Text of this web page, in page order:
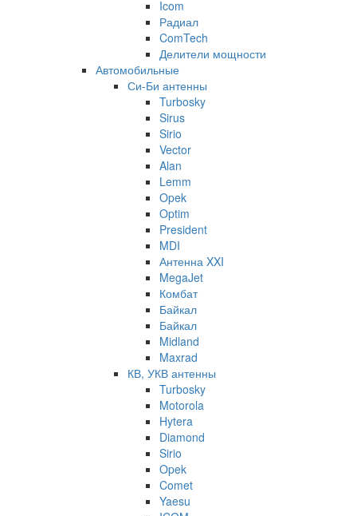
Icom
Радиал
ComTech
Делители мощности
Автомобильные
Си-Би антенны
Turbosky
Sirus
Sirio
Vector
Alan
Lemm
Opek
Optim
President
MDI
Антенна XXI
MegaJet
Комбат
Байкал
Байкал
Midland
Maxrad
КВ, УКВ антенны
Turbosky
Motorola
Hytera
Diamond
Sirio
Opek
Comet
Yaesu